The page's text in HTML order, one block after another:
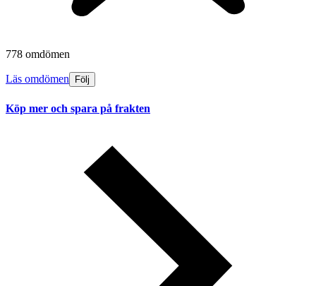
778 omdömen
Läs omdömen Följ
Köp mer och spara på frakten